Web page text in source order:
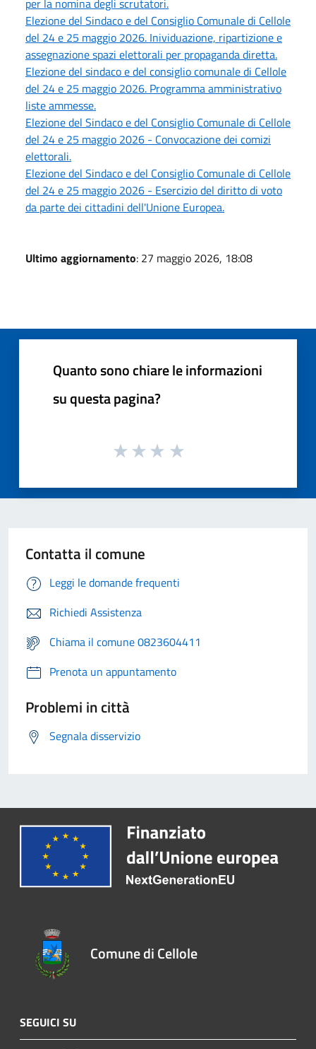
Elezione del Sindaco e del Consiglio Comunale di Cellole
del 24 e 25 maggio 2026. Inividuazione, ripartizione e
assegnazione spazi elettorali per propaganda diretta.
Elezione del sindaco e del consiglio comunale di Cellole
del 24 e 25 maggio 2026. Programma amministrativo
liste ammesse.
Elezione del Sindaco e del Consiglio Comunale di Cellole
del 24 e 25 maggio 2026 - Convocazione dei comizi
elettorali.
Elezione del Sindaco e del Consiglio Comunale di Cellole
del 24 e 25 maggio 2026 - Esercizio del diritto di voto
da parte dei cittadini dell'Unione Europea.
Ultimo aggiornamento: 27 maggio 2026, 18:08
Quanto sono chiare le informazioni
su questa pagina?
Contatta il comune
Leggi le domande frequenti
Richiedi Assistenza
Chiama il comune 0823604411
Prenota un appuntamento
Problemi in città
Segnala disservizio
Comune di Cellole
SEGUICI SU